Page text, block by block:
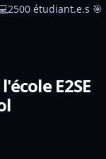
étudiant.e.s 🎯
E2SE